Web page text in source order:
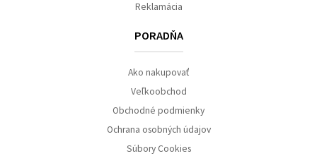
Reklamácia
PORADŇA
Ako nakupovať
Veľkoobchod
Obchodné podmienky
Ochrana osobných údajov
Súbory Cookies